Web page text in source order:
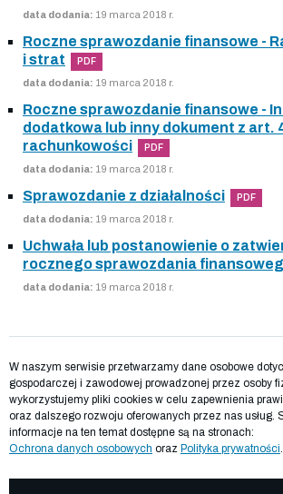
data dodania: 19 marca 2018 r.
Roczne sprawozdanie finansowe -
i strat
PDF
data dodania: 19 marca 2018 r.
Roczne sprawozdanie finansowe -
dodatkowa lub inny dokument z art.
rachunkowości
PDF
data dodania: 19 marca 2018 r.
Sprawozdanie z działalności PDF
data dodania: 19 marca 2018 r.
Uchwała lub postanowienie o
rocznego sprawozdania
data dodania: 19 marca 2018 r.
W naszym serwisie przetwarzamy dane osobowe
gospodarczej i zawodowej prowadzonej przez osoby
wykorzystujemy pliki cookies w celu zapewnienia
oraz dalszego rozwoju oferowanych przez nas usług.
informacje na ten temat dostępne są na stronach:
Ochrona danych osobowych oraz Polityka prywatności